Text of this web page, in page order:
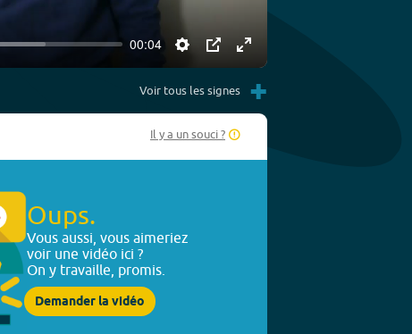
00:04
Settings
PIP Enter
fullscreen
Voir tous les signes +
Il y a un souci ?
Oups.
Vous aussi, vous aimeriez
voir une vidéo ici ?
On y travaille, promis.
Demander la vidéo